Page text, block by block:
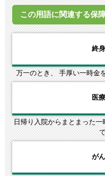
この用語に関連する保
終
万一のとき、 手厚い一時金
医
日帰り入院からまとまった
が